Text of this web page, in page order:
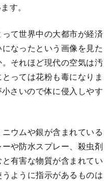
す。
て世界中の大都市が経済
なったという画像を見た
それほど現代の空気は汚
っては花粉も毒になりま
さいので体に侵入しやす
ウムや銀が含まれている
や防水スプレー、殺虫剤
有害な物質が含まれてい
ように指示があるものは